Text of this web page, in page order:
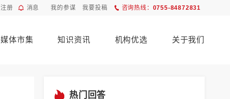
注册 消息 我的参谋 我要投稿 咨询热线： 0755-84872831
媒体市集 知识资讯 机构优选 关于我们
热门回答